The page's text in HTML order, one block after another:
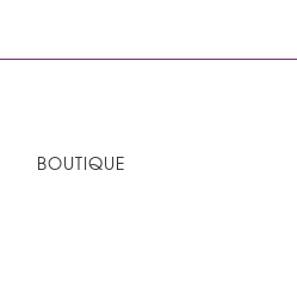
BOUTIQUE